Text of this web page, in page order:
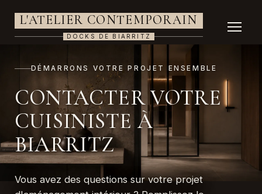
L'ATELIER CONTEMPORAIN
DOCKS DE BIARRITZ
DÉMARRONS VOTRE PROJET ENSEMBLE
CONTACTER VOTRE
CUISINISTE À
BIARRITZ
Vous avez des questions sur votre projet